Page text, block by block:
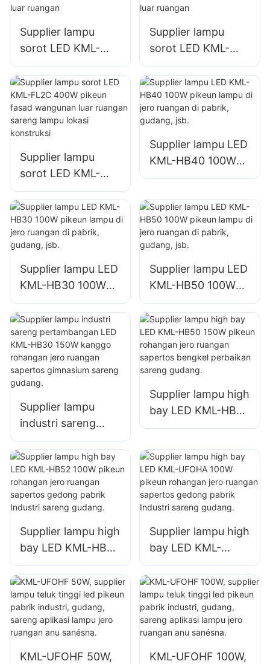
Supplier lampu
sorot LED KML-
FL2C 200W pikeun
tempat parkir
sareng gudang luar
ruangan
Supplier lampu
sorot LED KML-
FL2C 240W pikeun
tempat parkir
sareng gudang luar
ruangan
Supplier lampu
sorot LED KML-
FL2C 400W pikeun
fasad wangunan
luar ruangan
sareng lampu lokasi
Supplier lampu LED
KML-HB40 100W
pikeun lampu di
pabrik, gudang, jsb.
Supplier lampu LED
KML-HB30 100W
pikeun lampu di
jero ruangan di
pabrik, gudang, jsb.
Supplier lampu LED
KML-HB50 100W
pikeun lampu di
jero ruangan di
pabrik, gudang, jsb.
Supplier lampu
industri sareng
pertambangan LED
KML-HB30 150W
kanggo rohangan
jero ruangan
sapertos
gudang.
Supplier lampu high
bay LED KML-HB50
150W pikeun
ruangan sapertos
bengkel perbaikan
sareng gudang.
Supplier lampu high
bay LED KML-HB52
100W pikeun
rohangan jero
ruangan sapertos
gedong pabrik
Industri sareng
Supplier lampu high
bay LED KML-
UFOHA 100W
pikeun rohangan
jero ruangan
sapertos gedong
pabrik Industri
KML-UFOHF 50W,
KML-UFOHF 100W,